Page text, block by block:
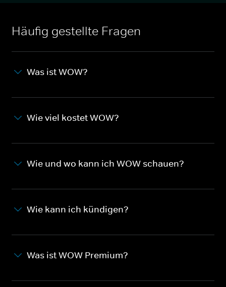
Häufig gestellte Fragen
Was ist WOW?
Wie viel kostet WOW?
Wie und wo kann ich WOW schauen?
Wie kann ich kündigen?
Was ist WOW Premium?